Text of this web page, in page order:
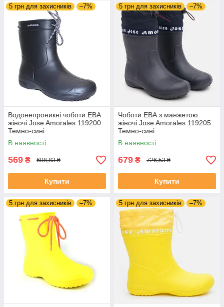
5 грн для захисників –7%
Водонепроникні чоботи ЕВА
жіночі Jose Amorales 119200
Темно-сині
В наявності
569 ₴ 608,83 ₴
Купити
5 грн для захисників –7%
Чоботи ЕВА з манжетою
жіночі Jose Amorales 119205
Темно-сині
В наявності
679 ₴ 726,53 ₴
Купити
5 грн для захисників –7% 5 грн для захисників –7%